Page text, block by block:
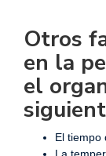
Otros
en la
el
El tiempo
La